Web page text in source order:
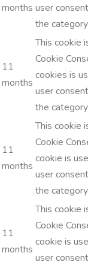
months user
the
11
months
This cookie
Cookie
cookies is
user
the
11
months
This cookie
Cookie
cookie is
user
the
11
months
This cookie
Cookie
cookie is
user